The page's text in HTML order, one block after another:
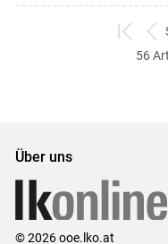
zum
ersten
56
Über uns
© 2026 ooe.lko.at